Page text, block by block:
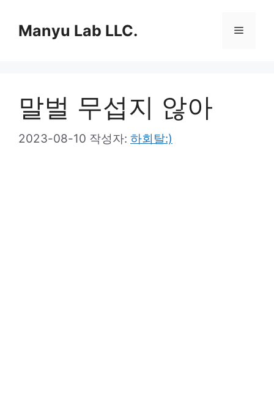
Manyu Lab LLC. 메
말벌 무섭지 않아
2023-08-10 작성자: 하회탈:)